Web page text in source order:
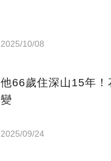
2025/10/08
他66歲住深山15年
變
2025/09/24